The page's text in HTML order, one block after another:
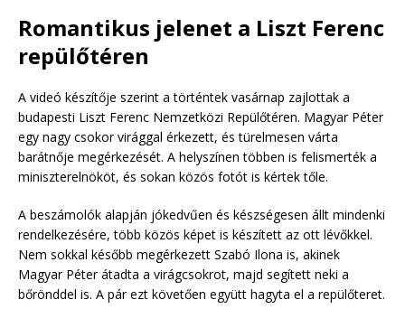
Romantikus jelenet a Liszt Ferenc
repülőtéren
A videó készítője szerint a történtek vasárnap zajlottak a
budapesti Liszt Ferenc Nemzetközi Repülőtéren. Magyar Péter
egy nagy csokor virággal érkezett, és türelmesen várta
barátnője megérkezését. A helyszínen többen is felismerték a
miniszterelnököt, és sokan közös fotót is kértek tőle.
A beszámolók alapján jókedvűen és készségesen állt mindenki
rendelkezésére, több közös képet is készített az ott lévőkkel.
Nem sokkal később megérkezett Szabó Ilona is, akinek
Magyar Péter átadta a virágcsokrot, majd segített neki a
bőrönddel is. A pár ezt követően együtt hagyta el a repülőteret.